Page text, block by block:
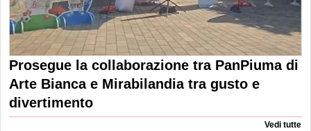
Prosegue la collaborazione tra PanPiuma di
Arte Bianca e Mirabilandia tra gusto e
divertimento
Vedi tutte